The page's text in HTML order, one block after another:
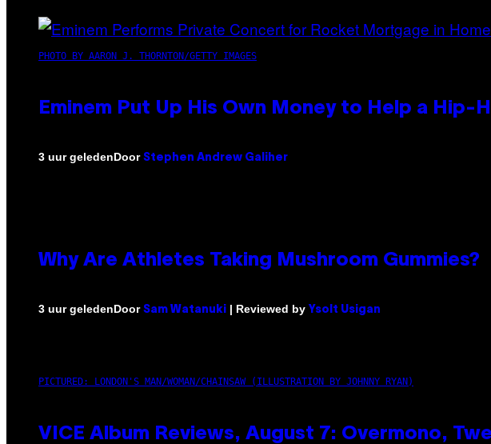
PHOTO BY AARON J. THORNTON/GETTY IMAGES
Eminem Put Up His Own Money to Help a Hip-
3 uur geledenDoor Stephen Andrew Galiher
Why Are Athletes Taking Mushroom Gummies?
3 uur geledenDoor Sam Watanuki | Reviewed by Ysolt Usigan
PICTURED: LONDON'S MAN/WOMAN/CHAINSAW (ILLUSTRATION BY JOHNNY RYAN)
VICE Album Reviews, August 7: Overmono,